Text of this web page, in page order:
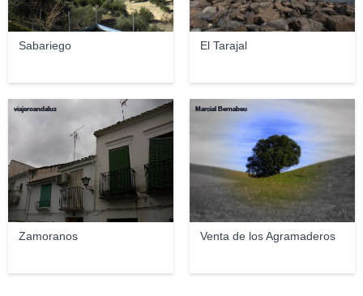
Sabariego El Tarajal
Zamoranos
viajeroandaluz
Venta de los Agramaderos
Marcial Bernabeu